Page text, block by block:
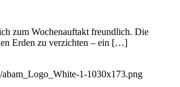
zum Wochenauftakt freundlich. Die
Erden zu verzichten – ein […]
1-1030x173.png